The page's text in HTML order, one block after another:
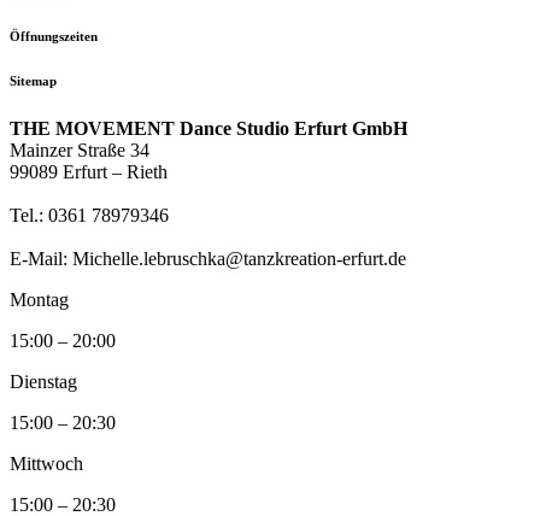
Öffnungszeiten
Sitemap
THE MOVEMENT Dance Studio Erfurt GmbH
Mainzer Straße 34
99089 Erfurt – Rieth
Tel.: 0361 78979346
E-Mail: Michelle.lebruschka@tanzkreation-erfurt.de
Montag
15:00 – 20:00
Dienstag
15:00 – 20:30
Mittwoch
15:00 – 20:30